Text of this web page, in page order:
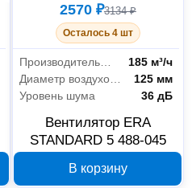
2570 ₽3134 ₽
Осталось 4 шт
Производительность
185 м³/ч
Диаметр воздуховодов
125 мм
Уровень шума
36 дБ
Вентилятор ERA
STANDARD 5 488-045
В корзину